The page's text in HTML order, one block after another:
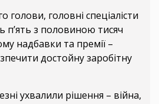
голови, головні спеціалісти
п’ять з половиною тисяч
надбавки та премії –
достойну заробітну
ухвалили рішення – війна,